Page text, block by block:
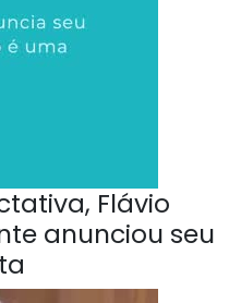
Flávio
anunciou seu